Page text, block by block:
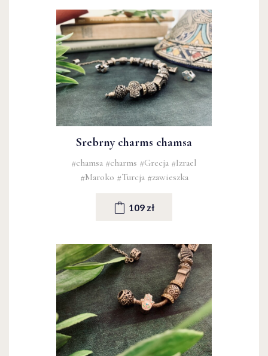
Srebrny charms chamsa
#chamsa #charms #Grecja #Izrael
#Maroko #Turcja #zawieszka
109 zł